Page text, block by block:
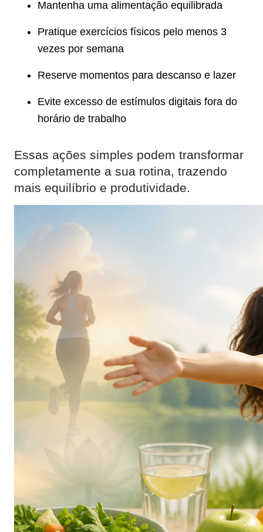
Mantenha uma alimentação equilibrada
Pratique exercícios físicos pelo menos 3
vezes por semana
Reserve momentos para descanso e lazer
Evite excesso de estímulos digitais fora do
horário de trabalho
Essas ações simples podem transformar
completamente a sua rotina, trazendo
mais equilíbrio e produtividade.